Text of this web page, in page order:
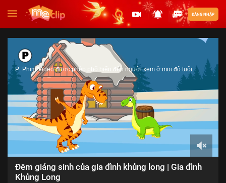
ĐĂNG NHẬP
15:20
P: Phim/Video được phép phổ biến đến người xem ở mọi độ tuổi
Đêm giáng sinh của gia đình khủng long | Gia đình
Khủng Long